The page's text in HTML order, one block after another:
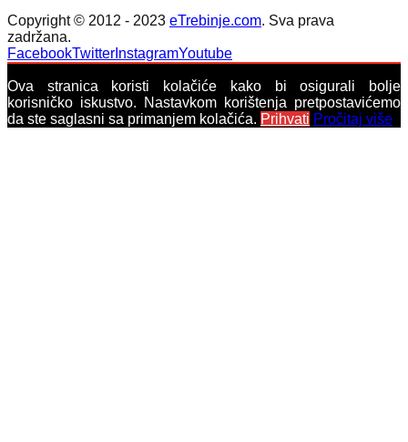
Copyright © 2012 - 2023 eTrebinje.com. Sva prava
zadržana.
FacebookTwitter InstagramYoutube
Ova stranica koristi kolačiće kako bi osigurali bolje
korisničko iskustvo. Nastavkom korištenja pretpostavićemo
da ste saglasni sa primanjem kolačića. Prihvati Pročitaj više